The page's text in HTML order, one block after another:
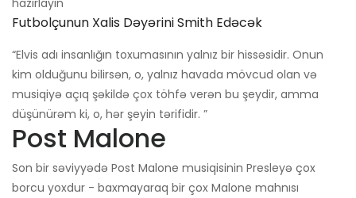
Futbolçunun Xalis Dəyərini Smith Edəcək
“Elvis adı insanlığın toxumasının yalnız bir hissəsidir. Onun
kim olduğunu bilirsən, o, yalnız havada mövcud olan və
musiqiyə açıq şəkildə çox töhfə verən bu şeydir, amma
düşünürəm ki, o, hər şeyin tərifidir. ”
Post Malone
Son bir səviyyədə Post Malone musiqisinin Presleyə çox
borcu yoxdur - baxmayaraq bir çox Malone mahnısı